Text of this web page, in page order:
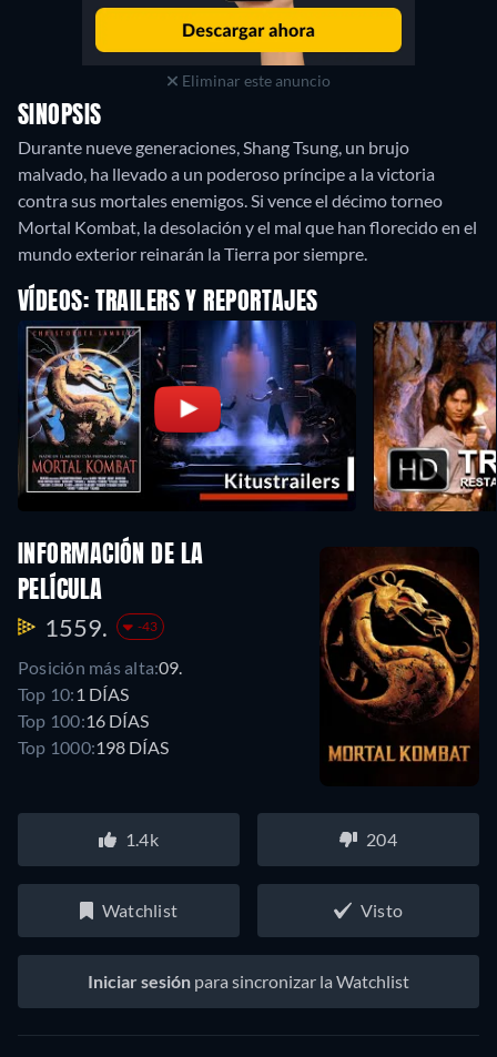
Eliminar este anuncio
SINOPSIS
Durante nueve generaciones, Shang Tsung, un brujo
malvado, ha llevado a un poderoso príncipe a la victoria
contra sus mortales enemigos. Si vence el décimo torneo
Mortal Kombat, la desolación y el mal que han florecido en el
mundo exterior reinarán la Tierra por siempre.
VÍDEOS: TRAILERS Y REPORTAJES
INFORMACIÓN DE LA
PELÍCULA
1559. -43
Posición más alta:09.
Top 10: 1 DÍAS
Top 100:16 DÍAS
Top 1000:198 DÍAS
1.4k 204
Watchlist Visto
Iniciar sesión para sincronizar la Watchlist